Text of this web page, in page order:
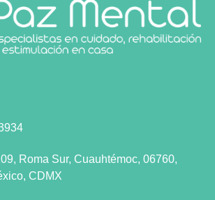
Roma Sur, Cuauhtémoc, 06760,
CDMX